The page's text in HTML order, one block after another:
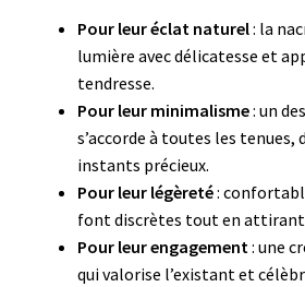
Pour leur éclat naturel: la
lumière avec délicatesse et
tendresse.
Pour leur minimalisme: un
s’accorde à toutes les tenues,
instants précieux.
Pour leur légèreté:
font discrètes tout en attirant
Pour leur engagement : une
qui valorise l’existant et